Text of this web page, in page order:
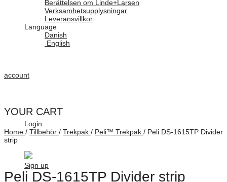
Berättelsen om Linde+Larsen
Verksamhetsupplysningar
Leveransvillkor
Language
Danish
English
account
Login
Sign up
YOUR CART
Home / Tillbehör / Trekpak / Peli™ Trekpak / Peli DS-1615TP Divider
strip
Peli DS-1615TP Divider strip